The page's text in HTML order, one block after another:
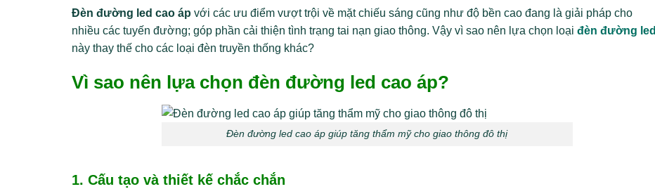
Đèn đường led cao áp với các ưu điểm vượt trội về mặt chiếu sáng cũng như độ bền cao đang là giải pháp cho
nhiều các tuyến đường; góp phần cải thiện tình trạng tai nạn giao thông. Vậy vì sao nên lựa chọn loại đèn đường led
này thay thế cho các loại đèn truyền thống khác?
Vì sao nên lựa chọn đèn đường led cao áp?
Đèn đường led cao áp giúp tăng thẩm mỹ cho giao thông đô thị
1. Cấu tạo và thiết kế chắc chắn